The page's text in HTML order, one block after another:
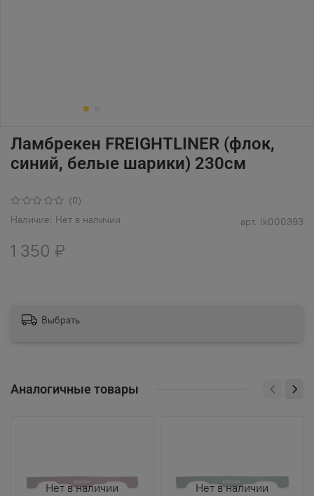
(0)
арт. lk000393
Наличие: Нет в наличии
Ламбрекен FREIGHTLINER (флок,
синий, белые шарики) 230см
1 350 ₽
Выбрать
Аналогичные товары
Нет в наличии Нет в наличии